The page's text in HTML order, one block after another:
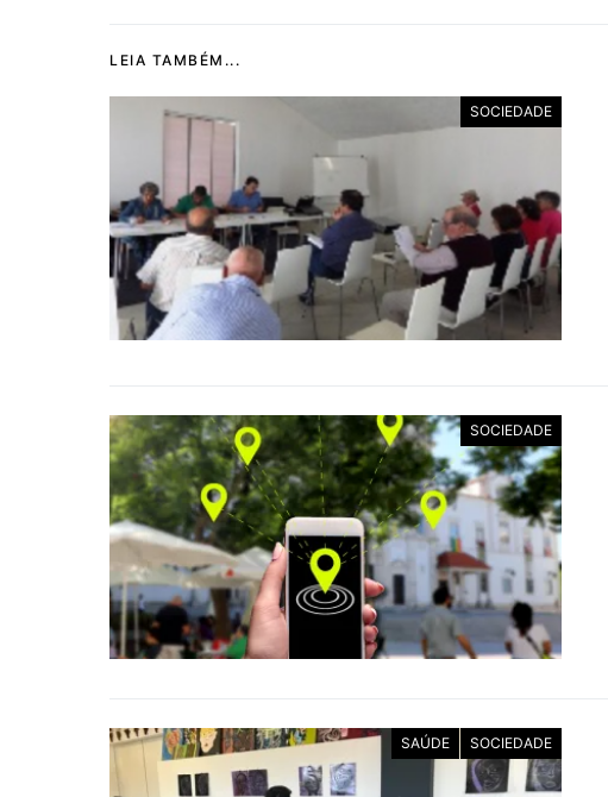
LEIA TAMBÉM...
SOCIEDADE
SOCIEDADE
SAÚDE SOCIEDADE